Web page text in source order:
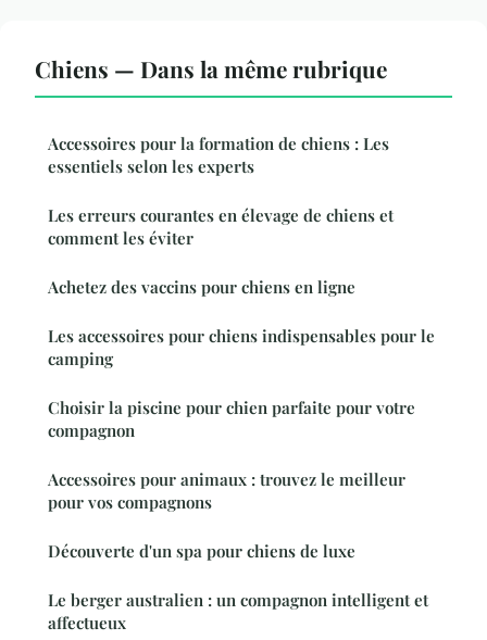
Chiens — Dans la même rubrique
Accessoires pour la formation de chiens : Les
essentiels selon les experts
Les erreurs courantes en élevage de chiens et
comment les éviter
Achetez des vaccins pour chiens en ligne
Les accessoires pour chiens indispensables pour le
camping
Choisir la piscine pour chien parfaite pour votre
compagnon
Accessoires pour animaux : trouvez le meilleur
pour vos compagnons
Découverte d'un spa pour chiens de luxe
Le berger australien : un compagnon intelligent et
affectueux